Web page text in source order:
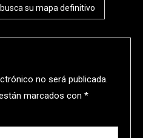
su mapa definitivo
no será publicada.
marcados con *